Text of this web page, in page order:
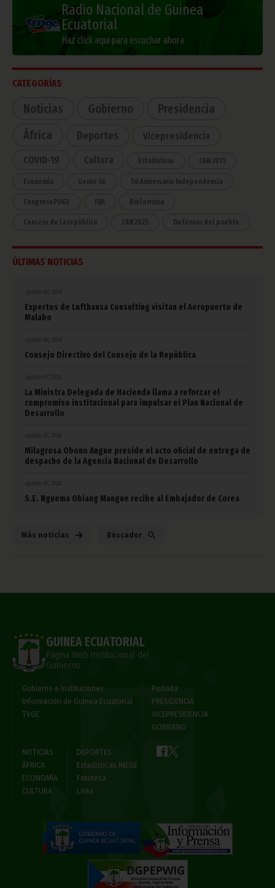
Radio Nacional de Guinea
Ecuatorial
Haz click aquí para escuchar ahora
CATEGORÍAS
Noticias Gobierno
Presidencia
África
Deportes Vicepresidencia
COVID-19 Cultura Estadísticas CAN 2015
Economía Gente GE 50 Aniversario Independencia
CongresoPDGE FIJA Bielorrusia
Consejo de la república CAN 2025 Defensor del pueblo
ÚLTIMAS NOTICIAS
agosto 09, 2026
Expertos de Lufthansa Consulting visitan el Aeropuerto de
Malabo
agosto 08, 2026
Consejo Directivo del Consejo de la República
agosto 07, 2026
La Ministra Delegada de Hacienda llama a reforzar el
compromiso institucional para impulsar el Plan Nacional de
Desarrollo
agosto 07, 2026
Milagrosa Obono Angue preside el acto oficial de entrega de
despacho de la Agencia Nacional de Desarrollo
agosto 07, 2026
S.E. Nguema Obiang Mangue recibe al Embajador de Corea
Más noticias Búscador
GUINEA ECUATORIAL
Página Web Institucional del
Gobierno
Gobierno e Instituciones
Información de Guinea Ecuatorial
TVGE
Portada
PRESIDENCIA
VICEPRESIDENCIA
GOBIERNO
NOTICIAS
ÁFRICA
ECONOMÍA
CULTURA
DEPORTES
Estadísticas INEGE
Fototeca
Links